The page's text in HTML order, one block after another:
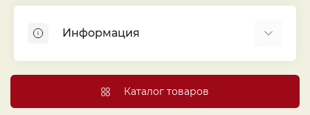
Монеты
Банкноты
Листы для монет
Капсулы и холдеры
Информация
Договор публичной оферты
Каталог товаров